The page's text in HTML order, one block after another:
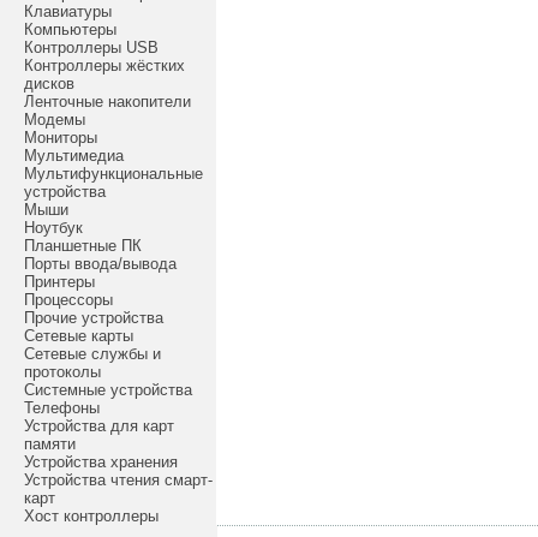
Клавиатуры
Компьютеры
Контроллеры USB
Контроллеры жёстких
дисков
Ленточные накопители
Модемы
Мониторы
Мультимедиа
Мультифункциональные
устройства
Мыши
Ноутбук
Планшетные ПК
Порты ввода/вывода
Принтеры
Процессоры
Прочие устройства
Сетевые карты
Сетевые службы и
протоколы
Системные устройства
Телефоны
Устройства для карт
памяти
Устройства хранения
Устройства чтения смарт-
карт
Хост контроллеры